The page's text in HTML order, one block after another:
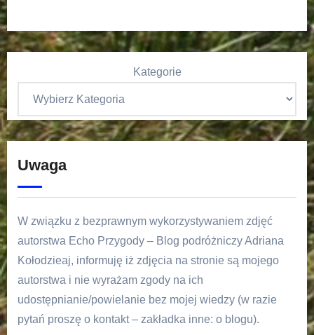
Kategorie
Uwaga
W związku z bezprawnym wykorzystywaniem zdjęć
autorstwa Echo Przygody – Blog podróżniczy Adriana
Kołodzieaj, informuję iż zdjęcia na stronie są mojego
autorstwa i nie wyrażam zgody na ich
udostępnianie/powielanie bez mojej wiedzy (w razie
pytań proszę o kontakt – zakładka inne: o blogu).